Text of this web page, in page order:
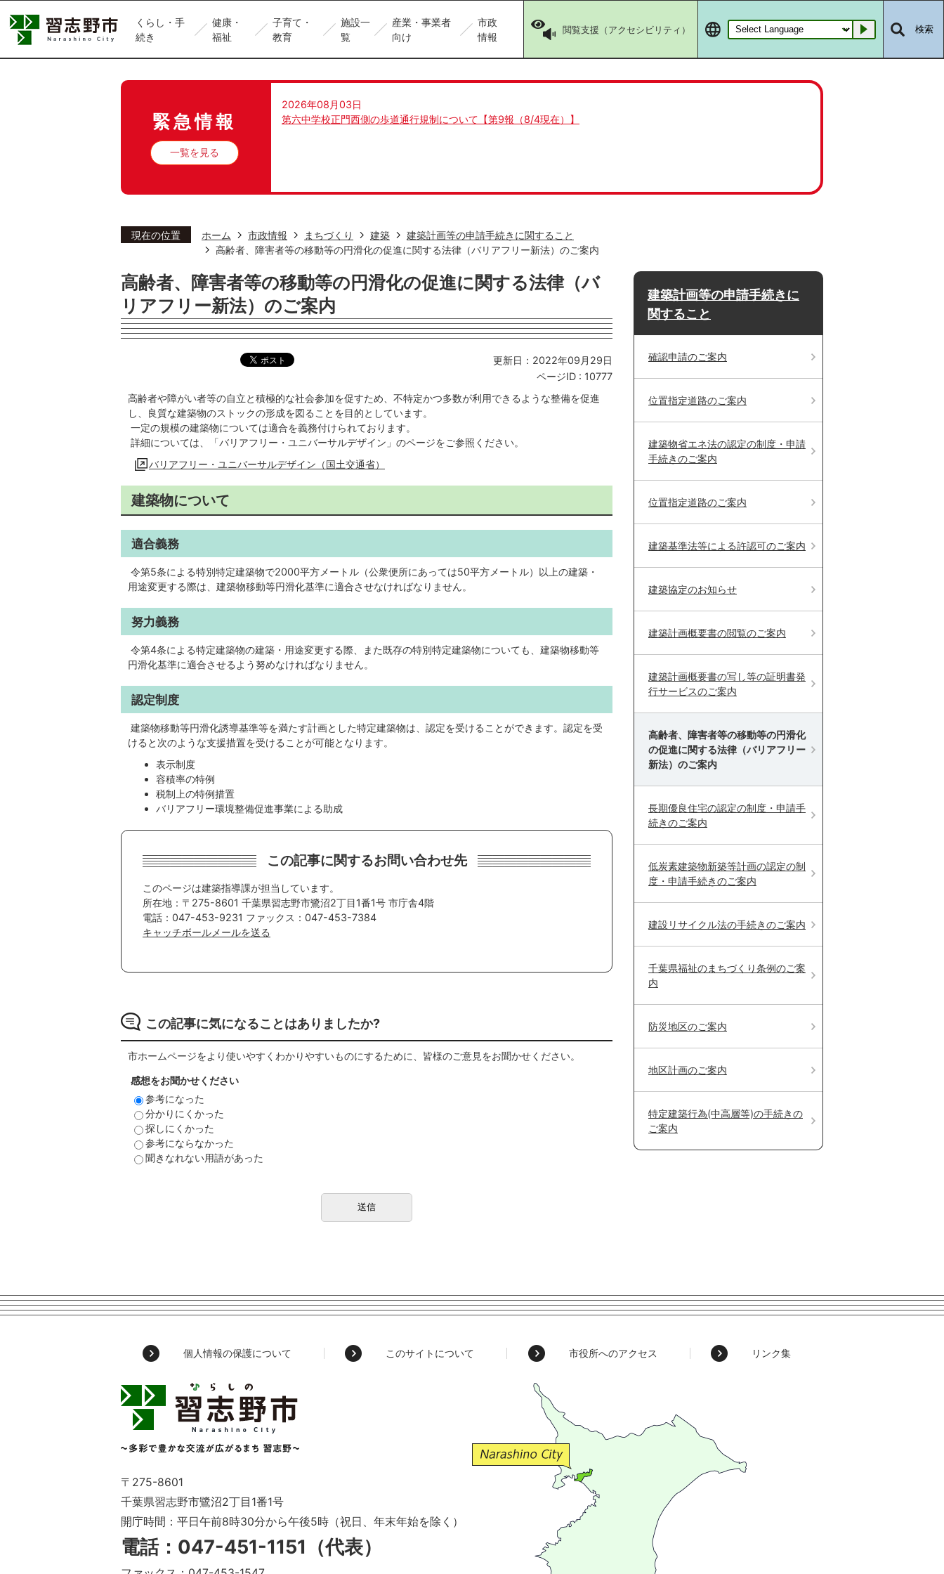
くらし・手
続き
健康・
福祉
子育て・
教育
施設一
覧
産業・事業者
向け
市政
情報
閲覧支援（アクセシビリティ） Go 検索
緊急情報
一覧を見る
2026年08月03日
第六中学校正門西側の歩道通行規制について【第9報（8/4現在）】
現在の位置 ホーム 市政情報 まちづくり 建築
建築計画等の申請手続きに関すること
高齢者、障害者等の移動等の円滑化の促進に関する法律（バリアフリー新法）のご案内
高齢者、障害者等の移動等の円滑化の促進に関する法律（バ
リアフリー新法）のご案内
更新日：2022年09月29日
ページID : 10777
高齢者や障がい者等の自立と積極的な社会参加を促すため、不特定かつ多数が利用できるような整備を促進
し、良質な建築物のストックの形成を図ることを目的としています。
一定の規模の建築物については適合を義務付けられております。
詳細については、「バリアフリー・ユニバーサルデザイン」のページをご参照ください。
バリアフリー・ユニバーサルデザイン（国土交通省）
建築物について
適合義務
令第5条による特別特定建築物で2000平方メートル（公衆便所にあっては50平方メートル）以上の建築・
用途変更する際は、建築物移動等円滑化基準に適合させなければなりません。
努力義務
令第4条による特定建築物の建築・用途変更する際、また既存の特別特定建築物についても、建築物移動等
円滑化基準に適合させるよう努めなければなりません。
認定制度
建築物移動等円滑化誘導基準等を満たす計画とした特定建築物は、認定を受けることができます。認定を受
けると次のような支援措置を受けることが可能となります。
表示制度
容積率の特例
税制上の特例措置
バリアフリー環境整備促進事業による助成
この記事に関するお問い合わせ先
このページは建築指導課が担当しています。
所在地：〒275-8601 千葉県習志野市鷺沼2丁目1番1号 市庁舎4階
電話：047-453-9231 ファックス：047-453-7384
キャッチボールメールを送る
この記事に気になることはありましたか?
市ホームページをより使いやすくわかりやすいものにするために、皆様のご意見をお聞かせください。
感想をお聞かせください
参考になった
分かりにくかった
探しにくかった
参考にならなかった
聞きなれない用語があった
建築計画等の申請手続きに
関すること
確認申請のご案内
位置指定道路のご案内
建築物省エネ法の認定の制度・申請
手続きのご案内
位置指定道路のご案内
建築基準法等による許認可のご案内
建築協定のお知らせ
建築計画概要書の閲覧のご案内
建築計画概要書の写し等の証明書発
行サービスのご案内
高齢者、障害者等の移動等の円滑化
の促進に関する法律（バリアフリー
新法）のご案内
長期優良住宅の認定の制度・申請手
続きのご案内
低炭素建築物新築等計画の認定の制
度・申請手続きのご案内
建設リサイクル法の手続きのご案内
千葉県福祉のまちづくり条例のご案
内
防災地区のご案内
地区計画のご案内
特定建築行為(中高層等)の手続きの
ご案内
個人情報の保護について このサイトについて 市役所へのアクセス リンク集
習
志
Narashino
～
多
彩
で
豊
か
な
〒275-8601
千葉県習志野市鷺沼2丁目1番1号
開庁時間：平日午前8時30分から午後5時（祝日、年末年始を除く）
電話：047-451-1151（代表）